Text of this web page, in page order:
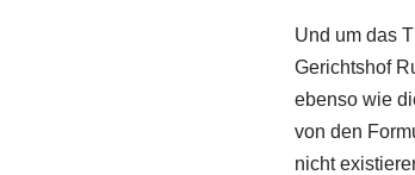
Und um das
Gerichtshof
ebenso wie
von den
nicht